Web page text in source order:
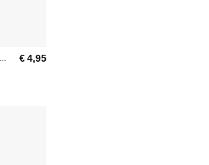
€ 4,95